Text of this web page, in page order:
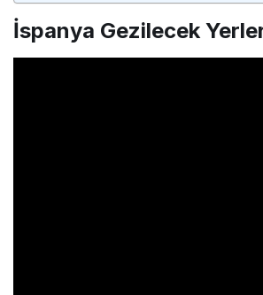
İspanya Gezilecek